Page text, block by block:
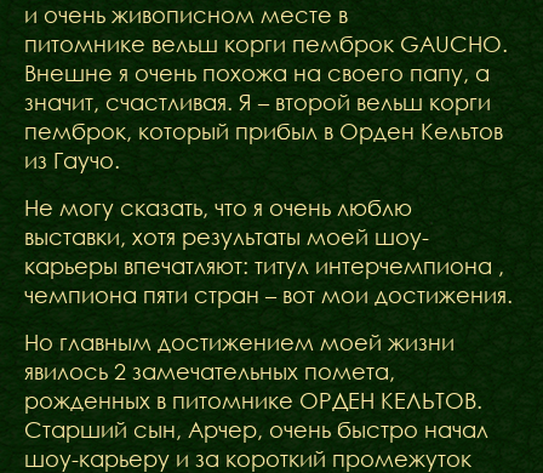
и очень живописном месте в
питомнике вельш корги пемброк GAUCHO.
Внешне я очень похожа на своего папу, а
значит, счастливая. Я – второй вельш корги
пемброк, который прибыл в Орден Кельтов
из Гаучо.
Не могу сказать, что я очень люблю
выставки, хотя результаты моей шоу-
карьеры впечатляют: титул интерчемпиона ,
чемпиона пяти стран – вот мои достижения.
Но главным достижением моей жизни
явилось 2 замечательных помета,
рожденных в питомнике ОРДЕН КЕЛЬТОВ.
Старший сын, Арчер, очень быстро начал
шоу-карьеру и за короткий промежуток